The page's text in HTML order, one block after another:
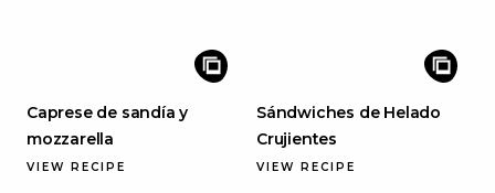
Caprese de sandía y
mozzarella
VIEW RECIPE
Sándwiches de Helado
Crujientes
VIEW RECIPE